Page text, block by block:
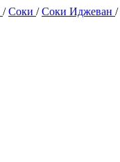
/Соки /Соки Иджеван /